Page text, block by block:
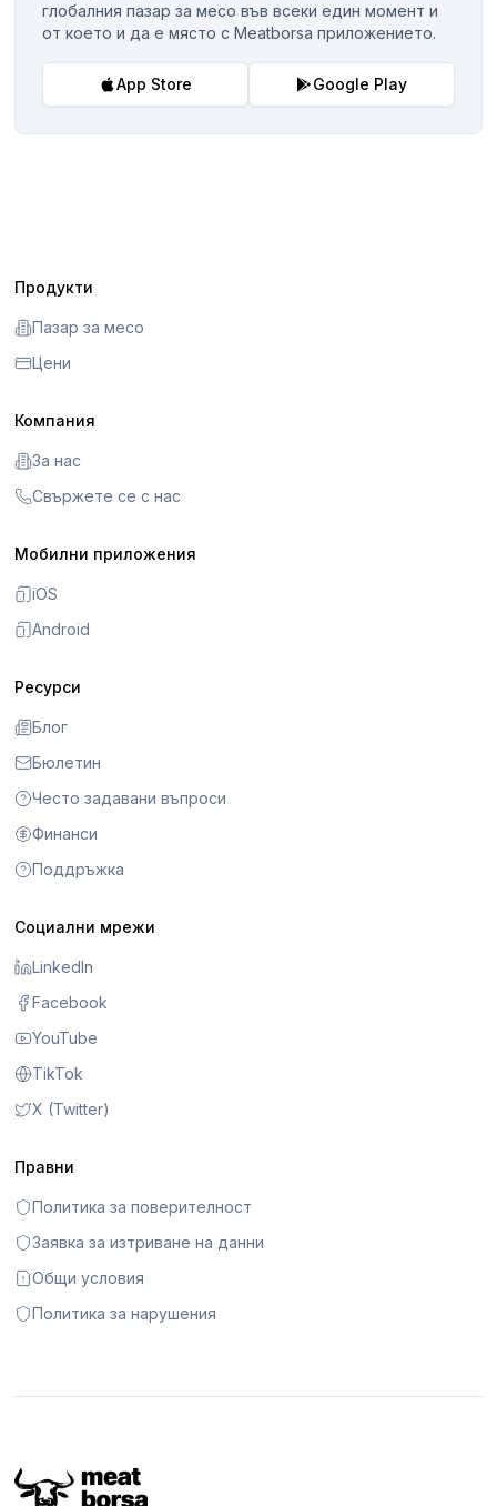
глобалния пазар за месо във всеки един момент и
от което и да е място с Meatborsa приложението.
App Store Google Play
Продукти
Пазар за месо
Цени
Компания
За нас
Свържете се с нас
Мобилни приложения
iOS
Android
Ресурси
Блог
Бюлетин
Често задавани въпроси
Финанси
Поддръжка
Социални мрежи
LinkedIn
Facebook
YouTube
TikTok
X (Twitter)
Правни
Политика за поверителност
Заявка за изтриване на данни
Общи условия
Политика за нарушения